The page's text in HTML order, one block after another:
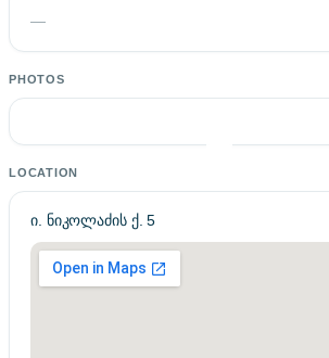
—
PHOTOS
LOCATION
ი. ნიკოლაძის ქ. 5